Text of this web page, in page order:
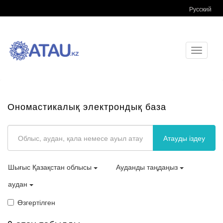
Русский
Toggle
Ономастикалық электрондық база
Атауды іздеу
Шығыс Қазақстан облысы
Ауданды таңдаңыз
аудан
Өзгертілген